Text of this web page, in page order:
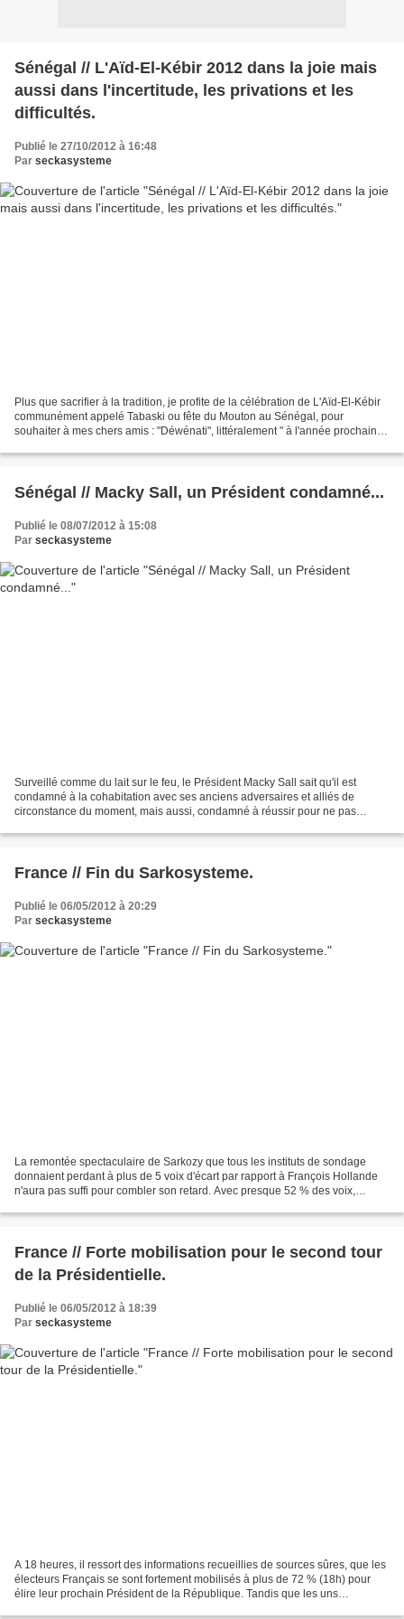
Sénégal // L'Aïd-El-Kébir 2012 dans la joie mais
aussi dans l'incertitude, les privations et les
difficultés.
Publié le 27/10/2012 à 16:48
Par seckasysteme
Plus que sacrifier à la tradition, je profite de la célébration de L'Aïd-El-Kébir
communément appelé Tabaski ou fête du Mouton au Sénégal, pour
souhaiter à mes chers amis : "Déwénati", littéralement " à l'année prochaine"
Sénégal // Macky Sall, un Président condamné...
Publié le 08/07/2012 à 15:08
Par seckasysteme
Surveillé comme du lait sur le feu, le Président Macky Sall sait qu'il est
condamné à la cohabitation avec ses anciens adversaires et alliés de
circonstance du moment, mais aussi, condamné à réussir pour ne pas
France // Fin du Sarkosysteme.
Publié le 06/05/2012 à 20:29
Par seckasysteme
La remontée spectaculaire de Sarkozy que tous les instituts de sondage
donnaient perdant à plus de 5 voix d'écart par rapport à François Hollande
n'aura pas suffi pour combler son retard. Avec presque 52 % des voix,
France // Forte mobilisation pour le second tour
de la Présidentielle.
Publié le 06/05/2012 à 18:39
Par seckasysteme
A 18 heures, il ressort des informations recueillies de sources sûres, que les
électeurs Français se sont fortement mobilisés à plus de 72 % (18h) pour
élire leur prochain Président de la République. Tandis que les uns